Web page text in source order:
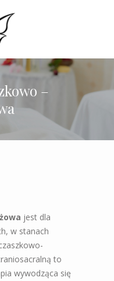
–
jest dla
w stanach
to
wywodząca się